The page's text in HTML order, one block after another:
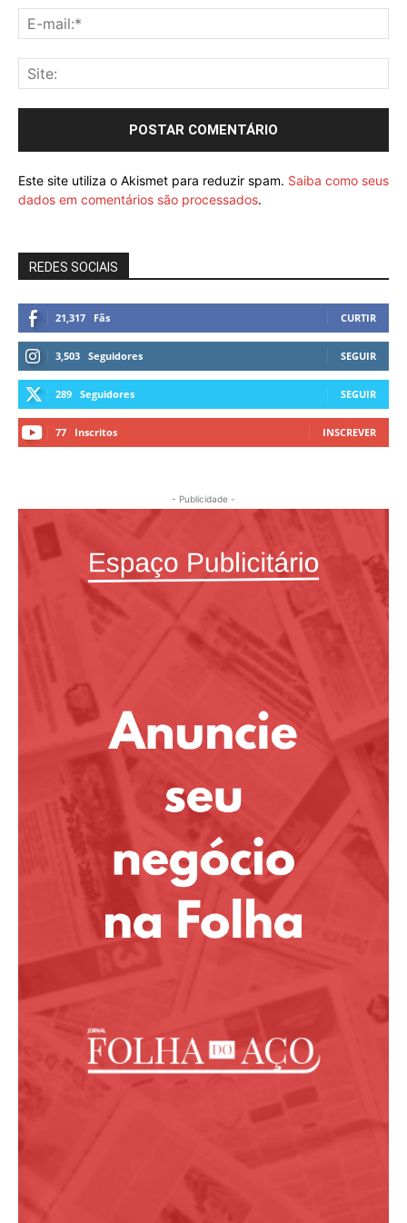
Este site utiliza o Akismet para reduzir spam. Saiba como seus
dados em comentários são processados.
REDES SOCIAIS
21,317 Fãs CURTIR
3,503 Seguidores SEGUIR
289 Seguidores SEGUIR
77 Inscritos INSCREVER
- Publicidade -